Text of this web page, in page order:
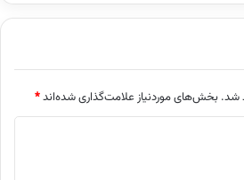
شد. بخش‌های موردنیاز علامت‌گذاری شده‌اند*